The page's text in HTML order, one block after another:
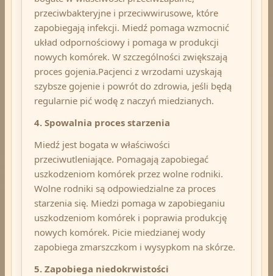
przeciwbakteryjne i przeciwwirusowe, które
zapobiegają infekcji. Miedź pomaga wzmocnić
układ odpornościowy i pomaga w produkcji
nowych komórek. W szczególności zwiększają
proces gojenia.Pacjenci z wrzodami uzyskają
szybsze gojenie i powrót do zdrowia, jeśli będą
regularnie pić wodę z naczyń miedzianych.
4. Spowalnia proces starzenia
Miedź jest bogata w właściwości
przeciwutleniające. Pomagają zapobiegać
uszkodzeniom komórek przez wolne rodniki.
Wolne rodniki są odpowiedzialne za proces
starzenia się. Miedzi pomaga w zapobieganiu
uszkodzeniom komórek i poprawia produkcję
nowych komórek. Picie miedzianej wody
zapobiega zmarszczkom i wysypkom na skórze.
5. Zapobiega niedokrwistości